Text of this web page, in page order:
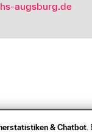
& Chatbot
augsburg.de